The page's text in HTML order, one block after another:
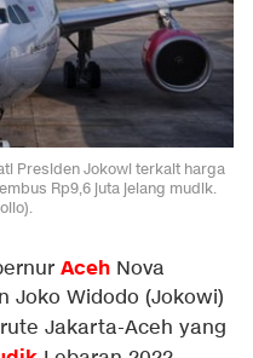
Presiden Jokowi terkait harga
Rp9,6 juta jelang mudik.
Aceh Nova
Joko Widodo (Jokowi)
rute Jakarta-Aceh yang